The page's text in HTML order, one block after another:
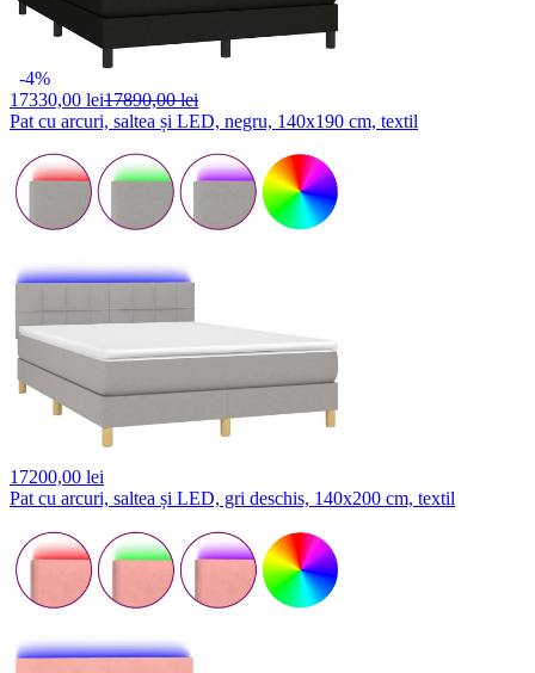
-4%
17330,00 lei17890,00 lei
Pat cu arcuri, saltea și LED, negru, 140x190 cm, textil
17200,00 lei
Pat cu arcuri, saltea și LED, gri deschis, 140x200 cm, textil